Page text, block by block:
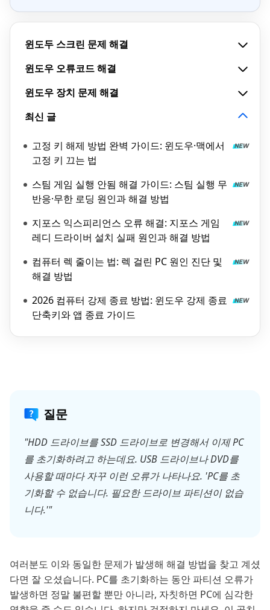
윈도두 스크린 문제 해결
윈도우 오류코드 해결
윈도우 장치 문제 해결
최신 글
고정 키 해제 방법 완벽 가이드: 윈도우·맥에서
고정 키 끄는 법
스팀 게임 실행 안됨 해결 가이드: 스팀 실행 무
반응·무한 로딩 원인과 해결 방법
지포스 익스피리언스 오류 해결: 지포스 게임
레디 드라이버 설치 실패 원인과 해결 방법
컴퓨터 렉 줄이는 법: 렉 걸린 PC 원인 진단 및
해결 방법
2026 컴퓨터 강제 종료 방법: 윈도우 강제 종료
단축키와 앱 종료 가이드
질문
"HDD 드라이브를 SSD 드라이브로 변경해서 이제 PC
를 초기화하려고 하는데요. USB 드라이브나 DVD를
사용할 때마다 자꾸 이런 오류가 나타나요. 'PC를 초
기화할 수 없습니다. 필요한 드라이브 파티션이 없습
니다.'"
여러분도 이와 동일한 문제가 발생해 해결 방법을 찾고 계셨
다면 잘 오셨습니다. PC를 초기화하는 동안 파티션 오류가
발생하면 정말 불편할 뿐만 아니라, 자칫하면 PC에 심각한